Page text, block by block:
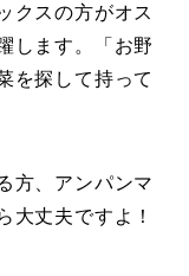
クスの方がオス
します。「お野
を探して持って
方、アンパンマ
大丈夫ですよ！